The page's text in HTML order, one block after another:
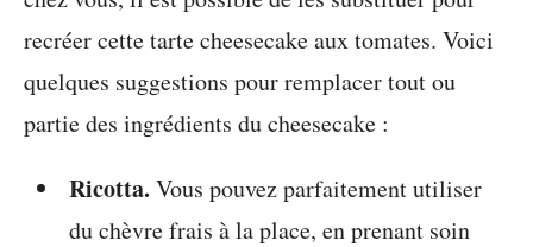
recréer cette tarte cheesecake aux tomates. Voici
quelques suggestions pour remplacer tout ou
partie des ingrédients du cheesecake :
Ricotta. Vous pouvez parfaitement utiliser
du chèvre frais à la place, en prenant soin